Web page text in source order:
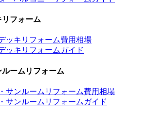
フォーム
ッキリフォーム費用相場
ッキリフォームガイド
ームリフォーム
サンルームリフォーム費用相場
サンルームリフォームガイド